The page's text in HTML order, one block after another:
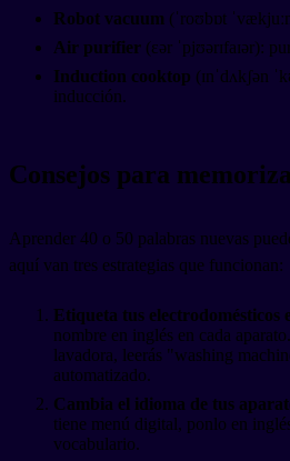
Robot vacuum (ˈroʊbɒt
Air purifier (ɛər ˈpjʊərɪfaɪər):
Induction cooktop (ɪnˈdʌkʃən
inducción.
Consejos para
Aprender 40 o 50 palabras nuevas
aquí van tres estrategias que funcionan:
Etiqueta tus electrodomésticos
nombre en inglés en cada
lavadora, leerás "washing
automatizado.
Cambia el idioma de tus
tiene menú digital, ponlo en
vocabulario.